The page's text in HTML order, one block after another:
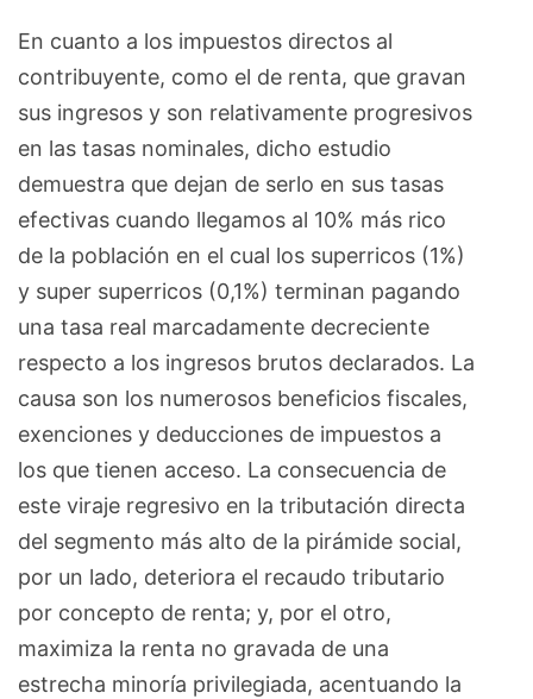
En cuanto a los impuestos directos al
contribuyente, como el de renta, que gravan
sus ingresos y son relativamente progresivos
en las tasas nominales, dicho estudio
demuestra que dejan de serlo en sus tasas
efectivas cuando llegamos al 10% más rico
de la población en el cual los superricos (1%)
y super superricos (0,1%) terminan pagando
una tasa real marcadamente decreciente
respecto a los ingresos brutos declarados. La
causa son los numerosos beneficios fiscales,
exenciones y deducciones de impuestos a
los que tienen acceso. La consecuencia de
este viraje regresivo en la tributación directa
del segmento más alto de la pirámide social,
por un lado, deteriora el recaudo tributario
por concepto de renta; y, por el otro,
maximiza la renta no gravada de una
estrecha minoría privilegiada, acentuando la